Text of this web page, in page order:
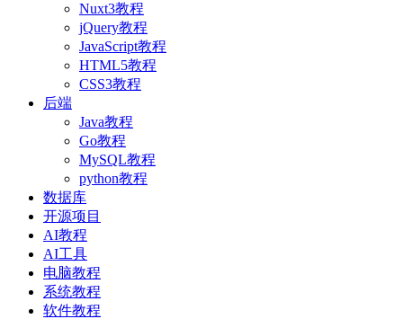
Nuxt3教程
jQuery教程
JavaScript教程
HTML5教程
CSS3教程
后端
Java教程
Go教程
MySQL教程
python教程
数据库
开源项目
AI教程
AI工具
电脑教程
系统教程
软件教程